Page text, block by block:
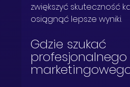
zwiększyć skuteczność
osiągnąć lepsze wyniki.
Gdzie szukać